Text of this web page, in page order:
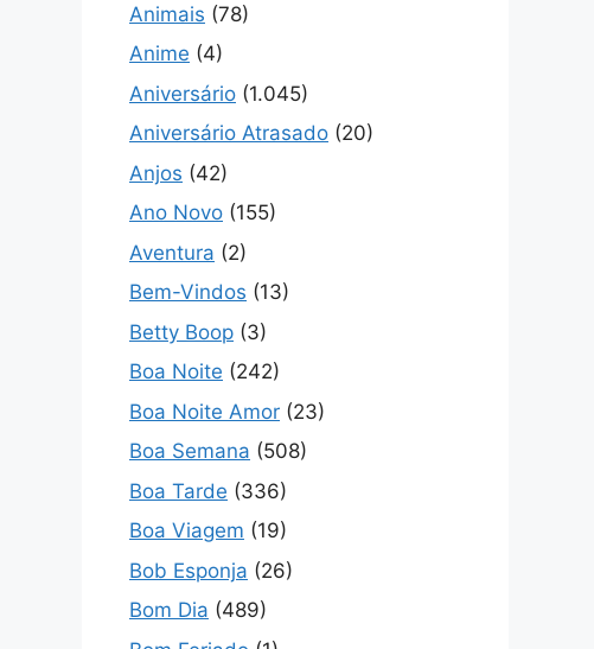
Animais (78)
Anime (4)
Aniversário (1.045)
Aniversário Atrasado (20)
Anjos (42)
Ano Novo (155)
Aventura (2)
Bem-Vindos (13)
Betty Boop (3)
Boa Noite (242)
Boa Noite Amor (23)
Boa Semana (508)
Boa Tarde (336)
Boa Viagem (19)
Bob Esponja (26)
Bom Dia (489)